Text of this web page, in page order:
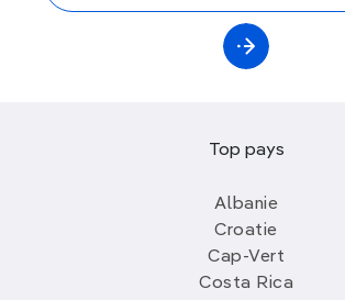
Top pays
Albanie
Croatie
Cap-Vert
Costa Rica